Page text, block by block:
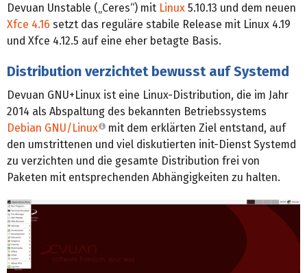
Devuan Unstable („Ceres“) mit Linux 5.10.13 und dem neuen
Xfce 4.16 setzt das reguläre stabile Release mit Linux 4.19
und Xfce 4.12.5 auf eine eher betagte Basis.
Distribution verzichtet bewusst auf Systemd
Devuan GNU+Linux ist eine Linux-Distribution, die im Jahr
2014 als Abspaltung des bekannten Betriebssystems
Debian GNU/Linux
mit dem erklärten Ziel entstand, auf
den umstrittenen und viel diskutierten init-Dienst Systemd
zu verzichten und die gesamte Distribution frei von
Paketen mit entsprechenden Abhängigkeiten zu halten.